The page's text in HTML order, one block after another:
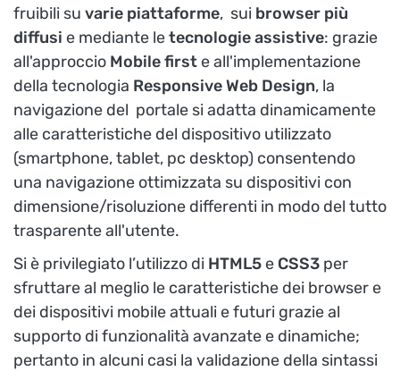
fruibili su varie piattaforme, sui browser più
diffusi e mediante letecnologie assistive: grazie
all'approccio Mobile first e all'implementazione
della tecnologia Responsive Web Design, la
navigazione del portale si adatta dinamicamente
alle caratteristiche del dispositivo utilizzato
(smartphone, tablet, pc desktop) consentendo
una navigazione ottimizzata su dispositivi con
dimensione/risoluzione differenti in modo del tutto
trasparente all'utente.
Si è privilegiato l’utilizzo di HTML5 e CSS3 per
sfruttare al meglio le caratteristiche dei browser e
dei dispositivi mobile attuali e futuri grazie al
supporto di funzionalità avanzate e dinamiche;
pertanto in alcuni casi la validazione della sintassi